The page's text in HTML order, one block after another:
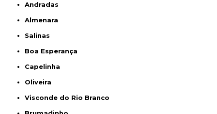
Andradas
Almenara
Salinas
Boa Esperança
Capelinha
Oliveira
Visconde do Rio Branco